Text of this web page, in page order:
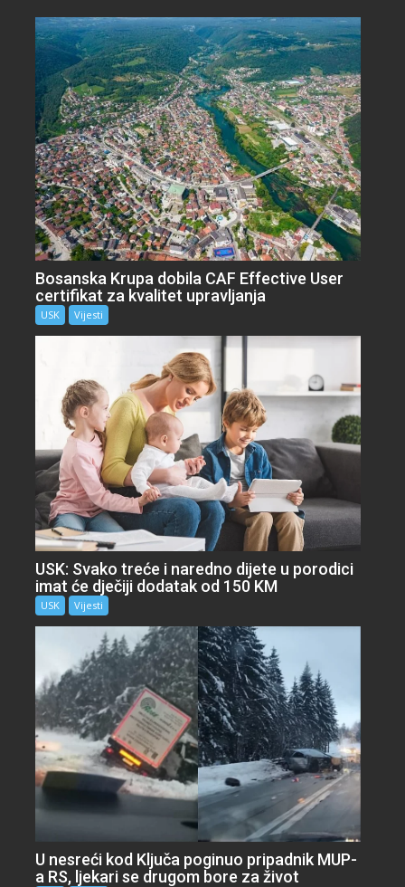
Bosanska Krupa dobila CAF Effective User
certifikat za kvalitet upravljanja
USK Vijesti
USK: Svako treće i naredno dijete u porodici
imat će dječiji dodatak od 150 KM
USK Vijesti
U nesreći kod Ključa poginuo pripadnik MUP-
a RS, ljekari se drugom bore za život